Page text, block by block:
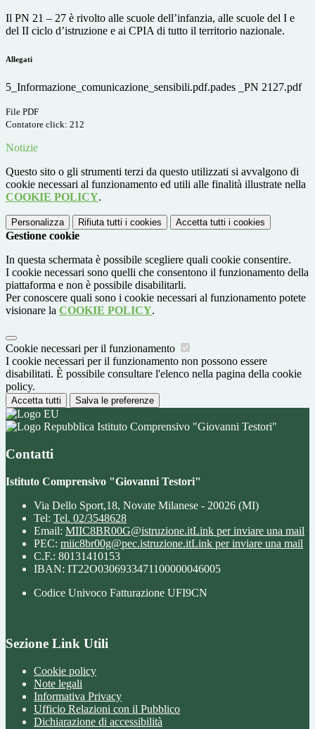
Il PN 21 – 27 è rivolto alle scuole dell’infanzia, alle scuole del I e
del II ciclo d’istruzione e ai CPIA di tutto il territorio nazionale.
Allegati
5_Informazione_comunicazione_sensibili.pdf.pades _PN 2127.pdf
File PDF
Contatore click: 212
Notizie
Questo sito o gli strumenti terzi da questo utilizzati si avvalgono di
cookie necessari al funzionamento ed utili alle finalità illustrate nella
COOKIE POLICY.
Personalizza Rifiuta tutti i cookies Accetta tutti i cookies
Gestione cookie
In questa schermata è possibile scegliere quali cookie consentire.
I cookie necessari sono quelli che consentono il funzionamento della
piattaforma e non è possibile disabilitarli.
Per conoscere quali sono i cookie necessari al funzionamento potete
visionare la COOKIE POLICY.
Cookie necessari per il funzionamento
I cookie necessari per il funzionamento non possono essere
disabilitati. È possibile consultare l'elenco nella pagina della cookie
policy.
Accetta tutti Salva le preferenze
Istituto Comprensivo "Giovanni Testori"
Contatti
Istituto Comprensivo "Giovanni Testori"
Via Dello Sport,18, Novate Milanese - 20026 (MI)
Tel: Tel. 02/3548628
Email: MIIC8BR00G@istruzione.itLink per inviare una mail
PEC: miic8br00g@pec.istruzione.itLink per inviare una mail
C.F.: 80131410153
IBAN: IT22O0306933471100000046005
Codice Univoco Fatturazione UFI9CN
Sezione Link Utili
Cookie policy
Note legali
Informativa Privacy
Ufficio Relazioni con il Pubblico
Dichiarazione di accessibilità